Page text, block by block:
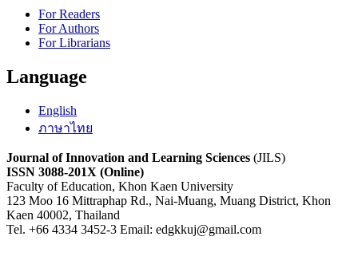
For Readers
For Authors
For Librarians
Language
English
ภาษาไทย
Journal of Innovation and Learning Sciences (JILS)
ISSN 3088-201X (Online)
Faculty of Education, Khon Kaen University
123 Moo 16 Mittraphap Rd., Nai-Muang, Muang District, Khon
Kaen 40002, Thailand
Tel. +66 4334 3452-3 Email: edgkkuj@gmail.com